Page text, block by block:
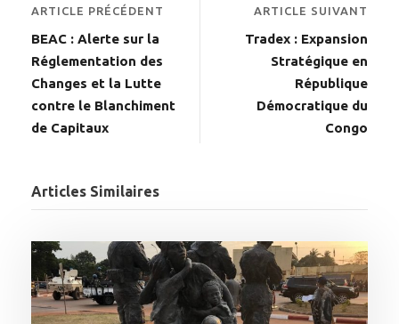
ARTICLE PRÉCÉDENT
BEAC : Alerte sur la
Réglementation des
Changes et la Lutte
contre le Blanchiment
de Capitaux
ARTICLE SUIVANT
Tradex : Expansion
Stratégique en
République
Démocratique du
Congo
Articles Similaires